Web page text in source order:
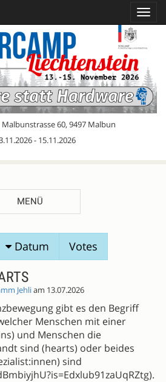
Malbunstrasse 60, 9497 Malbun
- 15.11.2026
MENÜ
Datum Votes
Jehliam 13.07.2026
gibt es den Begriff
Menschen mit einer
und Menschen die
sind (hearts) oder beides
sind